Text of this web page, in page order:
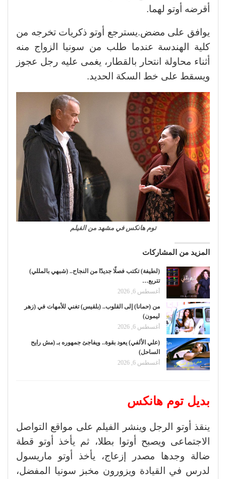
أقرضه أوتو لهما.
يوافق على مضض.يسترجع أوتو ذكريات تخرجه من
كلية الهندسة عندما طلب من سونيا الزواج منه
أثناء محاولة انتحار بالقطار، يغمى عليه رجل عجوز
ويسقط على خط السكة الحديد.
توم هانكس في مشهد من الفيلم
المزيد من المشاركات
(لطيفة) تكتب فصلًا جديدًا من النجاح.. (شبهي بالمللي)
تتربع…
أغسطس 6, 2026
من (حمانا) إلى القلوب.. (بلقيس) تغني للأمهات في (زهر
ليمون)
أغسطس 6, 2026
(علي الألفي) يعود بقوة.. ويفاجئ جمهوره بـ (مش رايح
الساحل)
أغسطس 6, 2026
بديل توم هانكس
ينقذ أوتو الرجل وينشر الفيلم على مواقع التواصل
الاجتماعى ويصبح أوتوا بطلا، ثم يأخذ أوتو قطة
ضالة وجدها مصدر إزعاج، يأخذ أوتو ماريسول
لدرس في القيادة ويزورون مخبز سونيا المفضل،